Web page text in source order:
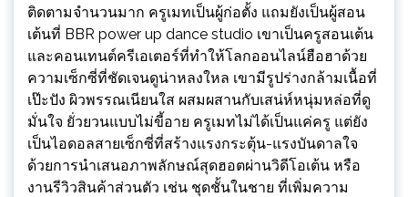
ติดตามจำนวนมาก ครูเมทเป็นผู้ก่อตั้ง แถมยังเป็นผู้สอน
เต้นที่ BBR power up dance studio เขาเป็นครูสอนเต้น
และคอนเทนต์ครีเอเตอร์ที่ทำให้โลกออนไลน์ฮือฮาด้วย
ความเซ็กซี่ที่ชัดเจนดูน่าหลงใหล เขามีรูปร่างกล้ามเนื้อที่
เป๊ะปัง ผิวพรรณเนียนใส ผสมผสานกับเสน่ห์หนุ่มหล่อที่ดู
มั่นใจ ยั่วยวนแบบไม่ขี้อาย ครูเมทไม่ได้เป็นแค่ครู แต่ยัง
เป็นไอดอลสายเซ็กซี่ที่สร้างแรงกระตุ้น-แรงบันดาลใจ
ด้วยการนำเสนอภาพลักษณ์สุดฮอตผ่านวิดีโอเต้น หรือ
งานรีวิวสินค้าส่วนตัว เช่น ชุดชั้นในชาย ที่เพิ่มความ